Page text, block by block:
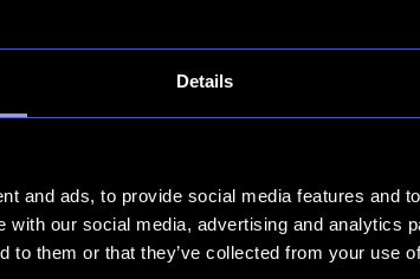
Details
and ads, to provide social media features and
with our social media, advertising and analytics
to them or that they’ve collected from your use